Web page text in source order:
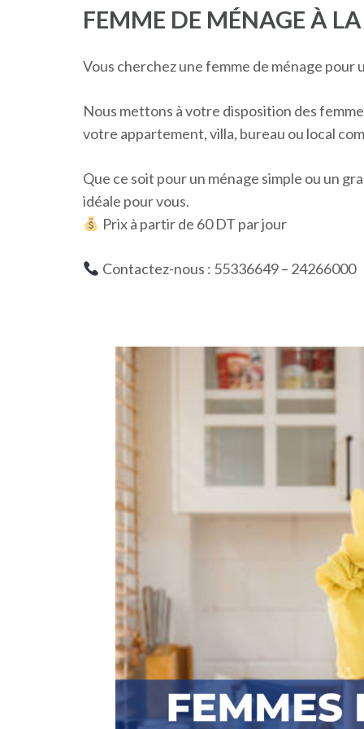
FEMME DE MÉNAGE À
Vous cherchez une femme de ménage pour
Nous mettons à votre disposition des
votre appartement, villa, bureau ou local
Que ce soit pour un ménage simple ou un
idéale pour vous.
Prix à partir de 60 DT par jour
Contactez-nous : 55336649 – 24266000